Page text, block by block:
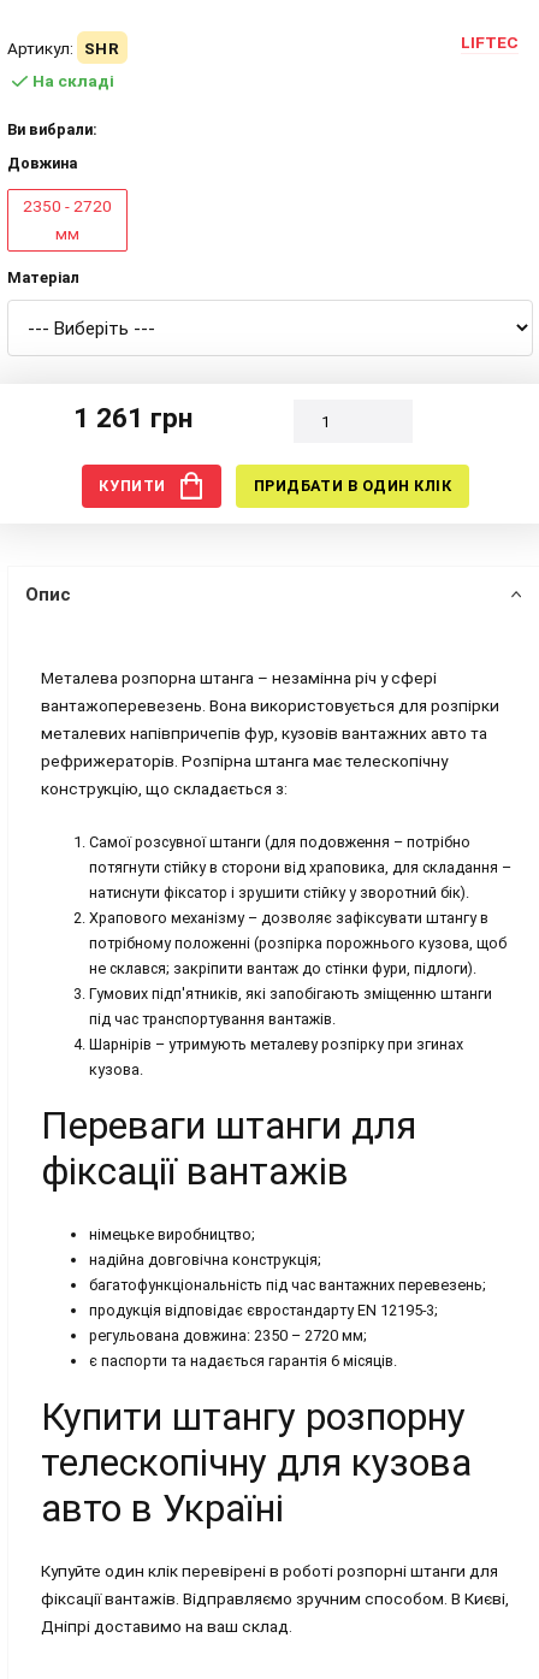
Артикул:
SHR
На складі
LIFTEC
Ви вибрали:
Довжина
2350 - 2720
мм
Матеріал
1 261 грн
КУПИТИ ПРИДБАТИ В ОДИН КЛІК
Опис
Металева розпорна штанга – незамінна річ у сфері
вантажоперевезень. Вона використовується для розпірки
металевих напівпричепів фур, кузовів вантажних авто та
рефрижераторів. Розпірна штанга має телескопічну
конструкцію, що складається з:
Самої розсувної штанги (для подовження – потрібно
потягнути стійку в сторони від храповика, для складання –
натиснути фіксатор і зрушити стійку у зворотний бік).
Храпового механізму – дозволяє зафіксувати штангу в
потрібному положенні (розпірка порожнього кузова, щоб
не склався; закріпити вантаж до стінки фури, підлоги).
Гумових підп'ятників, які запобігають зміщенню штанги
під час транспортування вантажів.
Шарнірів – утримують металеву розпірку при згинах
кузова.
Переваги штанги для
фіксації вантажів
німецьке виробництво;
надійна довговічна конструкція;
багатофункціональність під час вантажних перевезень;
продукція відповідає євростандарту EN 12195-3;
регульована довжина: 2350 – 2720 мм;
є паспорти та надається гарантія 6 місяців.
Купити штангу розпорну
телескопічну для кузова
авто в Україні
Купуйте один клік перевірені в роботі розпорні штанги для
фіксації вантажів. Відправляємо зручним способом. В Києві,
Дніпрі доставимо на ваш склад.